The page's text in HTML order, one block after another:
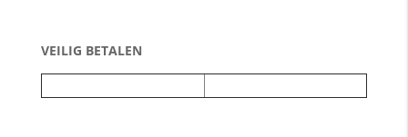
VEILIG BETALEN